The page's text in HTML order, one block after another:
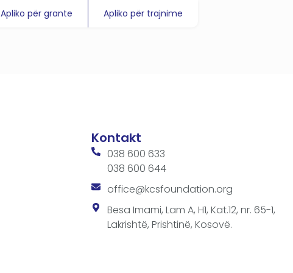
Apliko për grante Apliko për trajnime
Kontakt
038 600 633
038 600 644
office@kcsfoundation.org
Besa Imami, Lam A, H1, Kat.12, nr. 65-1,
Lakrishtë, Prishtinë, Kosovë.